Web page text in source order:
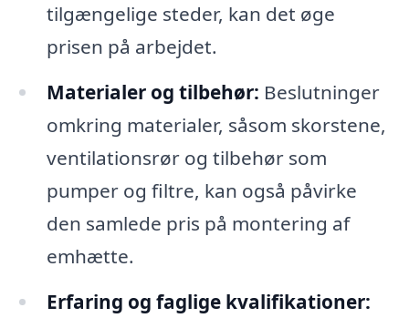
tilgængelige steder, kan det øge
prisen på arbejdet.
Materialer og tilbehør: Beslutninger
omkring materialer, såsom skorstene,
ventilationsrør og tilbehør som
pumper og filtre, kan også påvirke
den samlede pris på montering af
emhætte.
Erfaring og faglige kvalifikationer: